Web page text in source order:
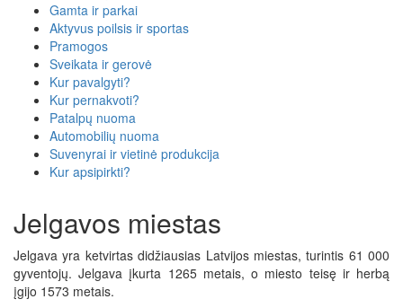
Gamta ir parkai
Aktyvus poilsis ir sportas
Pramogos
Sveikata ir gerovė
Kur pavalgyti?
Kur pernakvoti?
Patalpų nuoma
Automobilių nuoma
Suvenyrai ir vietinė produkcija
Kur apsipirkti?
Jelgavos miestas
Jelgava yra ketvirtas didžiausias Latvijos miestas, turintis 61 000
gyventojų. Jelgava įkurta 1265 metais, o miesto teisę ir herbą
įgijo 1573 metais.